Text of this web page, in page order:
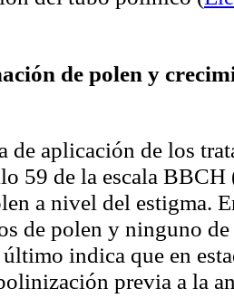
de polen y
de aplicación de los
59 de la escala BBCH
a nivel del estigma.
de polen y ninguno
indica que en
previa a la